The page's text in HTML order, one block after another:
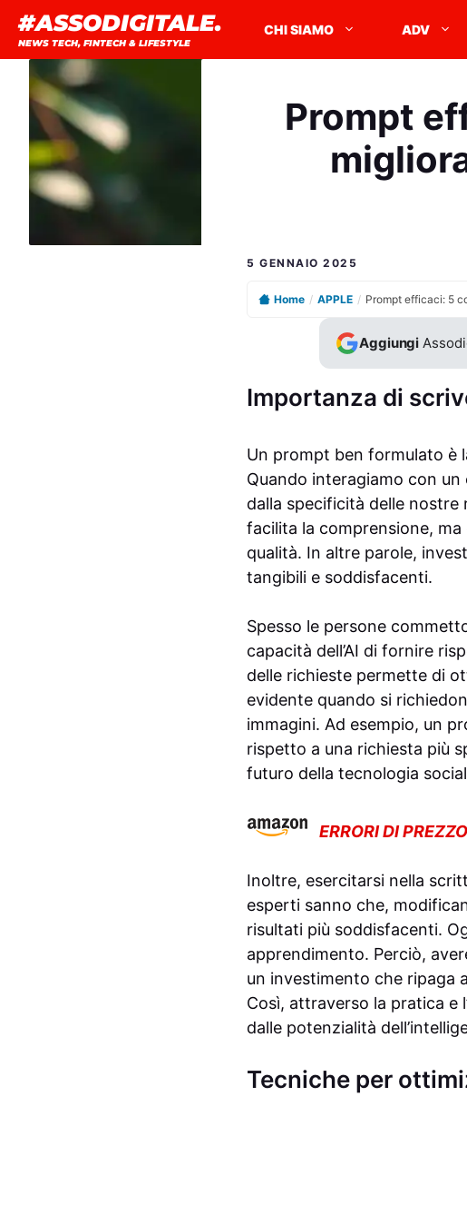
contenuto
#ASSODIGITALE.
NEWS TECH, FINTECH & LIFESTYLE
CHI SIAMO ADV
Prompt
5 GENNAIO 2025
Home / APPLE /
Aggiungi
Importanza di
Un prompt ben formulato è
Quando interagiamo con
dalla specificità delle
facilita la comprensione, ma
qualità. In altre parole,
tangibili e soddisfacenti.
Spesso le persone
capacità dell’AI di fornire
delle richieste permette di
evidente quando si
immagini. Ad esempio, un
rispetto a una richiesta più
futuro della tecnologia
ERRORI DI
Inoltre, esercitarsi nella
esperti sanno che,
risultati più soddisfacenti.
apprendimento. Perciò,
un investimento che ripaga
Così, attraverso la pratica e
dalle potenzialità
Tecniche per